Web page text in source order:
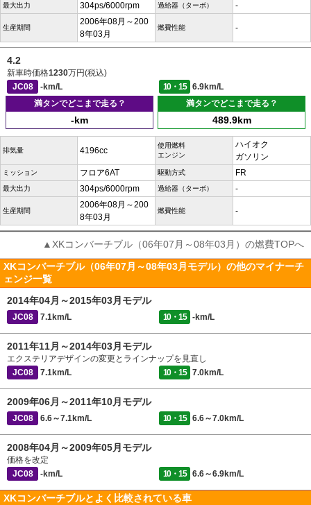
最大出力 304ps/6000rpm 過給器（ターボ） -
生産期間
2006年08月～200
8年03月
燃費性能 -
4.2
新車時価格1230万円(税込)
JC08
-km/L 10・15
6.9km/L
満タンでどこまで走る？
-km
満タンでどこまで走る？
489.9km
排気量 4196cc
使用燃料
エンジン
ハイオク
ガソリン
ミッション フロア6AT 駆動方式 FR
最大出力 304ps/6000rpm 過給器（ターボ） -
生産期間
2006年08月～200
8年03月
燃費性能 -
▲XKコンバーチブル（06年07月～08年03月）の燃費TOPへ
XKコンバーチブル（06年07月～08年03月モデル）の他のマイナーチ
ェンジ一覧
2014年04月～2015年03月モデル
JC08 7.1km/L 10・15 -km/L
2011年11月～2014年03月モデル
エクステリアデザインの変更とラインナップを見直し
JC08
7.1km/L 10・15 7.0km/L
2009年06月～2011年10月モデル
JC08 6.6～7.1km/L 10・15 6.6～7.0km/L
2008年04月～2009年05月モデル
価格を改定
JC08
-km/L 10・15 6.6～6.9km/L
XKコンバーチブルとよく比較されている車